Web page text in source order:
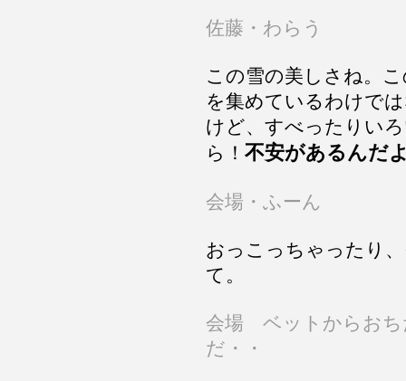
佐藤・わらう
この雪の美しさね。
を集めているわけで
けど、すべったりい
ら！ 不安があるんだ
会場・ふーん
おっこっちゃったり
て。
会場 ベットからおち
だ・・